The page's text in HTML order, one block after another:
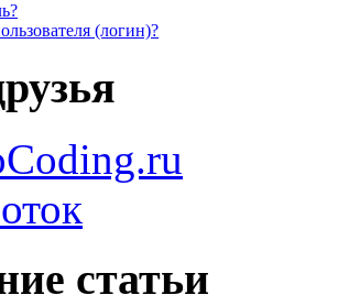
(логин)?
статьи